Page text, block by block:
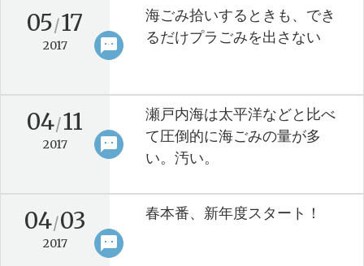
sms
05/17
2017
海ごみ拾いするときも、でき
るだけプラごみを出さない
keyboard_arrow_right
sms
04/11
2017
瀬戸内海は太平洋などと比べ
て圧倒的に海ごみの量が多
い。汚い。
keyboard_arrow_right
sms
04/03
2017
春本番、新年度スタート！
keyboard_arrow_right